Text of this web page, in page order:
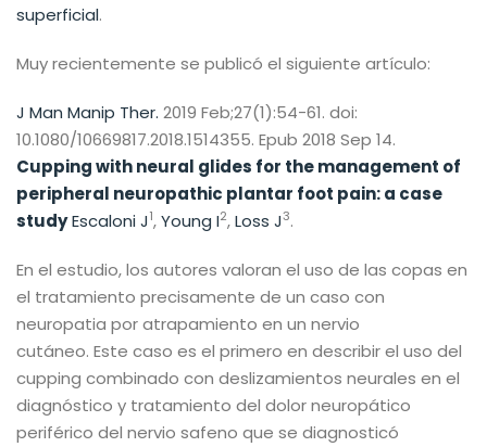
superficial.
Muy recientemente se publicó el siguiente artículo:
J Man Manip Ther. 2019 Feb;27(1):54-61. doi:
10.1080/10669817.2018.1514355. Epub 2018 Sep 14.
Cupping with neural glides for the management of
peripheral neuropathic plantar foot pain: a case
studyEscaloni J1,Young I2,Loss J3.
En el estudio, los autores valoran el uso de las copas en
el tratamiento precisamente de un caso con
neuropatia por atrapamiento en un nervio
cutáneo. Este caso es el primero en describir el uso del
cupping combinado con deslizamientos neurales en el
diagnóstico y tratamiento del dolor neuropático
periférico del nervio safeno que se diagnosticó